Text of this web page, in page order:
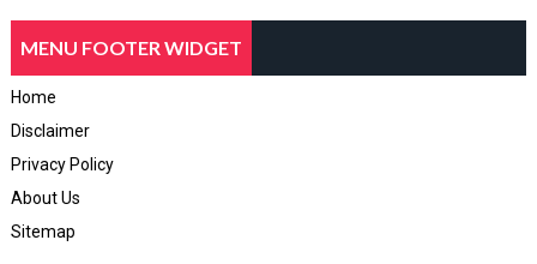
MENU FOOTER WIDGET
Home
Disclaimer
Privacy Policy
About Us
Sitemap